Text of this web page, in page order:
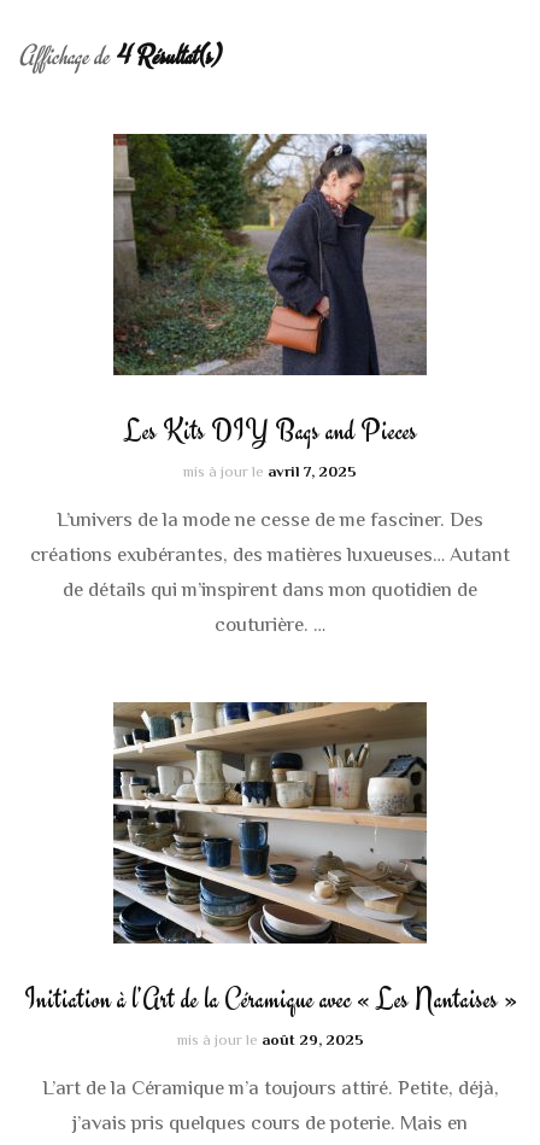
Affichage de4 Résultat(s)
Les Kits DIY Bags and Pieces
mis à jour le avril 7, 2025
L’univers de la mode ne cesse de me fasciner. Des
créations exubérantes, des matières luxueuses… Autant
de détails qui m’inspirent dans mon quotidien de
couturière. …
Initiation à l’Art de la Céramique avec « Les Nantaises »
mis à jour le août 29, 2025
L’art de la Céramique m’a toujours attiré. Petite, déjà,
j’avais pris quelques cours de poterie. Mais en